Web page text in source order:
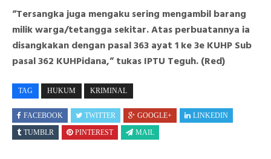
“Tersangka juga mengaku sering mengambil barang
milik warga/tetangga sekitar. Atas perbuatannya ia
disangkakan dengan pasal 363 ayat 1 ke 3e KUHP Sub
pasal 362 KUHPidana,” tukas IPTU Teguh. (Red)
TAG HUKUM KRIMINAL
FACEBOOK TWITTER GOOGLE+
LINKEDIN
TUMBLR
PINTEREST MAIL